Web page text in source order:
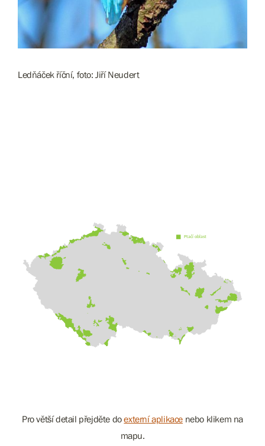
Ledňáček říční, foto: Jiří Neudert
Pro větší detail přejděte doexterní aplikace nebo klikem na
mapu.